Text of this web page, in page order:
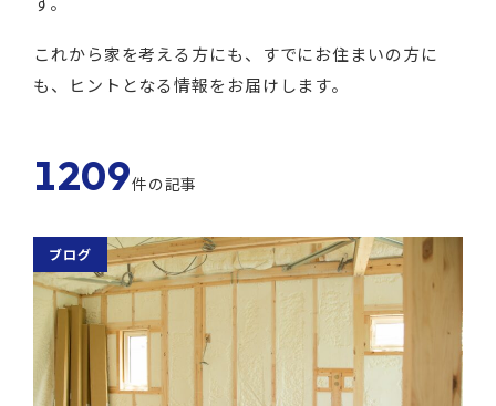
これから家を考える方にも、すでにお住まいの方に
も、ヒントとなる情報をお届けします。
1209件の記事
ブログ